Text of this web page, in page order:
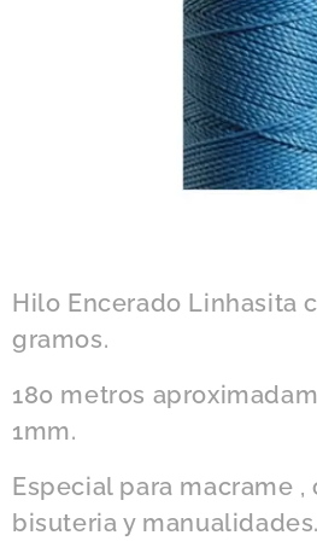
Hilo Encerado Linhasita
gramos.
180 metros
1mm.
Especial para macrame
bisuteria y manualidades.